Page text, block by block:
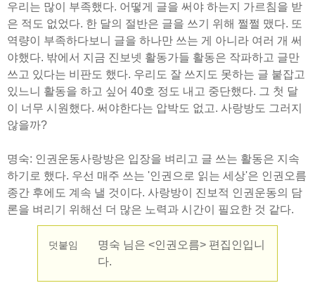
우리는 많이 부족했다. 어떻게 글을 써야 하는지 가르침을 받
은 적도 없었다. 한 달의 절반은 글을 쓰기 위해 쩔쩔 맸다. 또
역량이 부족하다보니 글을 하나만 쓰는 게 아니라 여러 개 써
야했다. 밖에서 지금 진보넷 활동가들 활동은 작파하고 글만
쓰고 있다는 비판도 했다. 우리도 잘 쓰지도 못하는 글 붙잡고
있느니 활동을 하고 싶어 40호 정도 내고 중단했다. 그 첫 달
이 너무 시원했다. 써야한다는 압박도 없고. 사랑방도 그러지
않을까?
명숙: 인권운동사랑방은 입장을 벼리고 글 쓰는 활동은 지속
하기로 했다. 우선 매주 쓰는 '인권으로 읽는 세상'은 인권오름
종간 후에도 계속 낼 것이다. 사랑방이 진보적 인권운동의 담
론을 벼리기 위해선 더 많은 노력과 시간이 필요한 것 같다.
덧붙임
명숙 님은 <인권오름> 편집인입니
다.